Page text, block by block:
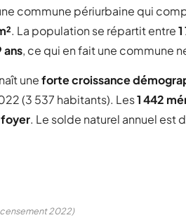
commune périurbaine qui
. La population se répartit entre
ans, ce qui en fait une commune
uneforte croissance
(3 537 habitants). Les1 442
foyer. Le solde naturel annuel est
2022)